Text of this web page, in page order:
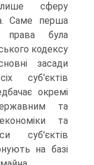
сферу
Саме перша
права була
кодексу
засади
суб'єктів
окремі
та
та
суб'єктів
на базі